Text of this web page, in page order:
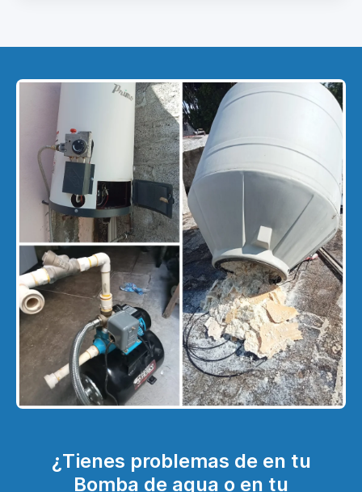
¿Tienes problemas de en tu
Bomba de agua o en tu